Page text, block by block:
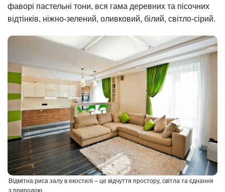
фаворі пастельні тони, вся гама деревних та пісочних
відтінків, ніжно-зелений, оливковий, білий, світло-сірий.
Відмітна риса залу в екостилі – це відчуття простору, світла та єднання
з природою.